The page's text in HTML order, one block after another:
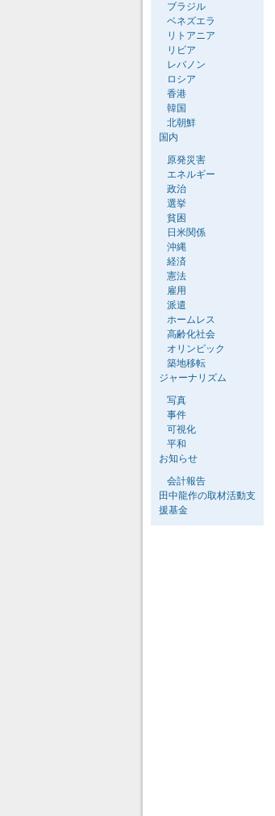
ブラジル
ベネズエラ
リトアニア
リビア
レバノン
ロシア
香港
韓国
北朝鮮
国内
原発災害
エネルギー
政治
選挙
貧困
日米関係
沖縄
経済
憲法
雇用
派遣
ホームレス
高齢化社会
オリンピック
築地移転
ジャーナリズム
写真
事件
可視化
平和
お知らせ
会計報告
田中龍作の取材活動支
援基金